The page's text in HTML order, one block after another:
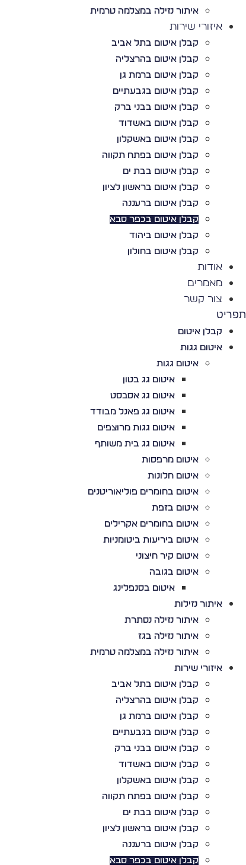
איתור נזילה במצלמה טרמית
איזורי שירות
קבלן איטום בתל אביב
קבלן איטום בהרצליה
קבלן איטום ברמת גן
קבלן איטום בגבעתיים
קבלן איטום בבני ברק
קבלן איטום באשדוד
קבלן איטום באשקלון
קבלן איטום בפתח תקווה
קבלן איטום בבת ים
קבלן איטום בראשון לציון
קבלן איטום ברעננה
קבלן איטום בכפר סבא
קבלן איטום ביהוד
קבלן איטום בחולון
אודות
מאמרים
צור קשר
תפריט
קבלן איטום
איטום גגות
איטום גגות
איטום גג בטון
איטום גג אסבסט
איטום גג פאנל מבודד
איטום גגות מרוצפים
איטום גג בית משותף
איטום מרפסות
איטום חלונות
איטום בחומרים פוליאוריטנים
איטום בזפת
איטום בחומרים אקרילים
איטום ביריעות ביטומניות
איטום קיר חיצוני
איטום בגובה
איטום בסנפלינג
איתור נזילות
איתור נזילה נסתרת
איתור נזילה בגז
איתור נזילה במצלמה טרמית
איזורי שירות
קבלן איטום בתל אביב
קבלן איטום בהרצליה
קבלן איטום ברמת גן
קבלן איטום בגבעתיים
קבלן איטום בבני ברק
קבלן איטום באשדוד
קבלן איטום באשקלון
קבלן איטום בפתח תקווה
קבלן איטום בבת ים
קבלן איטום בראשון לציון
קבלן איטום ברעננה
קבלן איטום בכפר סבא